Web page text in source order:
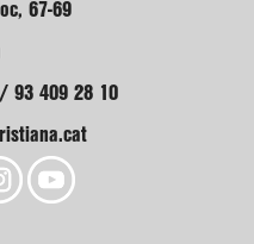
67-69
93 409 28 10